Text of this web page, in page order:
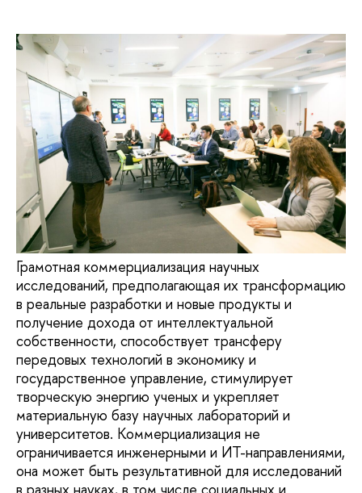
Грамотная коммерциализация научных
исследований, предполагающая их трансформацию
в реальные разработки и новые продукты и
получение дохода от интеллектуальной
собственности, способствует трансферу
передовых технологий в экономику и
государственное управление, стимулирует
творческую энергию ученых и укрепляет
материальную базу научных лабораторий и
университетов. Коммерциализация не
ограничивается инженерными и ИТ-направлениями,
она может быть результативной для исследований